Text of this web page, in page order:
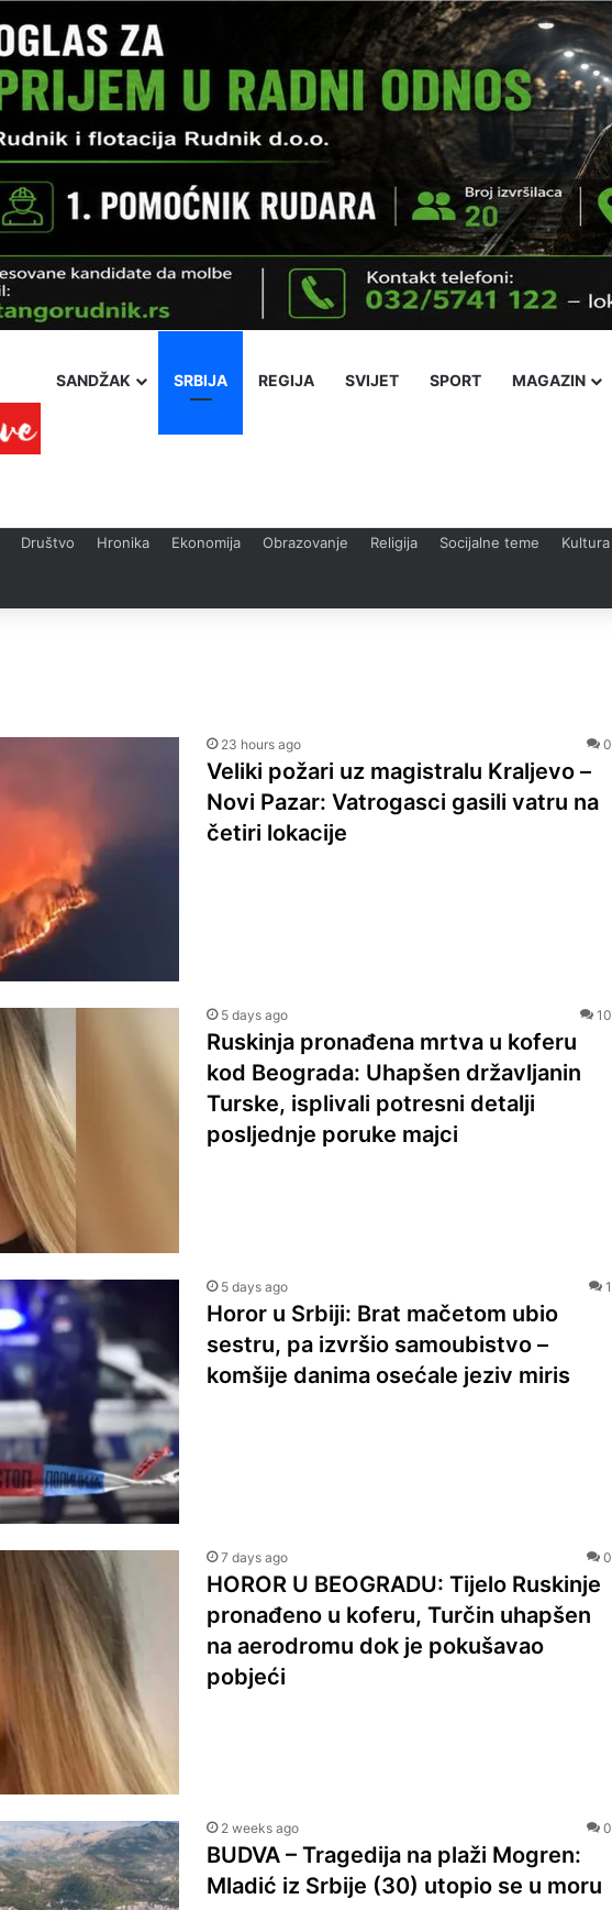
SANDŽAK SRBIJA REGIJA SVIJET SPORT MAGAZIN
Društvo Hronika Ekonomija Obrazovanje Religija Socijalne teme Kultura
23 hours ago 0
Veliki požari uz magistralu Kraljevo –
Novi Pazar: Vatrogasci gasili vatru na
četiri lokacije
5 days ago 10
Ruskinja pronađena mrtva u koferu
kod Beograda: Uhapšen državljanin
Turske, isplivali potresni detalji
posljednje poruke majci
5 days ago 1
Horor u Srbiji: Brat mačetom ubio
sestru, pa izvršio samoubistvo –
komšije danima osećale jeziv miris
7 days ago 0
HOROR U BEOGRADU: Tijelo Ruskinje
pronađeno u koferu, Turčin uhapšen
na aerodromu dok je pokušavao
pobjeći
2 weeks ago 0
BUDVA – Tragedija na plaži Mogren:
Mladić iz Srbije (30) utopio se u moru